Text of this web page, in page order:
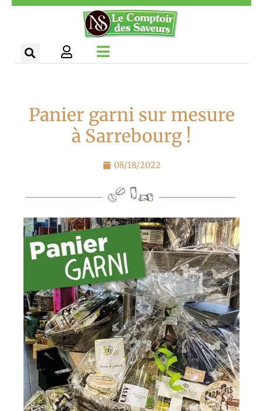
Aller
Panier garni sur mesure
à Sarrebourg !
08/18/2022
Panneau de gestion des cookies